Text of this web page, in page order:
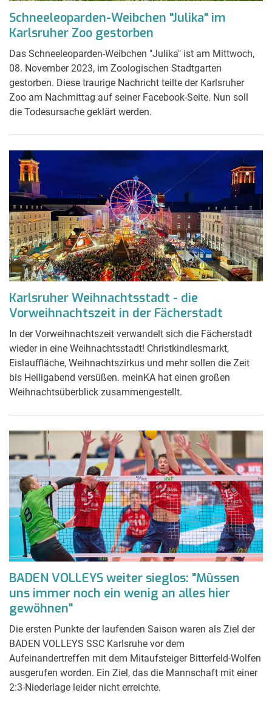
Schneeleoparden-Weibchen "Julika" im
Karlsruher Zoo gestorben
Das Schneeleoparden-Weibchen "Julika" ist am Mittwoch,
08. November 2023, im Zoologischen Stadtgarten
gestorben. Diese traurige Nachricht teilte der Karlsruher
Zoo am Nachmittag auf seiner Facebook-Seite. Nun soll
die Todesursache geklärt werden.
Karlsruher Weihnachtsstadt - die
Vorweihnachtszeit in der Fächerstadt
In der Vorweihnachtszeit verwandelt sich die Fächerstadt
wieder in eine Weihnachtsstadt! Christkindlesmarkt,
Eislauffläche, Weihnachtszirkus und mehr sollen die Zeit
bis Heiligabend versüßen. meinKA hat einen großen
Weihnachtsüberblick zusammengestellt.
BADEN VOLLEYS weiter sieglos: "Müssen
uns immer noch ein wenig an alles hier
gewöhnen"
Die ersten Punkte der laufenden Saison waren als Ziel der
BADEN VOLLEYS SSC Karlsruhe vor dem
Aufeinandertreffen mit dem Mitaufsteiger Bitterfeld-Wolfen
ausgerufen worden. Ein Ziel, das die Mannschaft mit einer
2:3-Niederlage leider nicht erreichte.